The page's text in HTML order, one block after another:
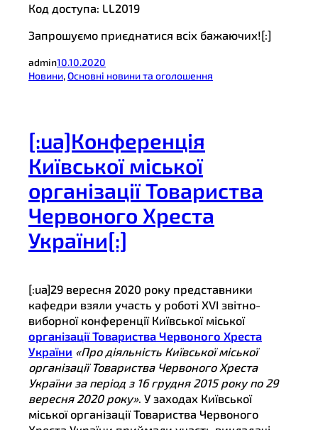
Код доступа: LL2019
Запрошуємо приєднатися всіх бажаючих![:]
admin10.10.2020
Новини, Основні новини та оголошення
[:ua]Конференція
Київської міської
організації Товариства
Червоного Хреста
України[:]
[:ua]29 вересня 2020 року представники
кафедри взяли участь у роботі XVI звітно-
виборної конференції Київської міської
організації Товариства Червоного Хреста
України «Про діяльність Київської міської
організації Товариства Червоного Хреста
України за період з 16 грудня 2015 року по 29
вересня 2020 року». У заходах Київської
міської організації Товариства Червоного